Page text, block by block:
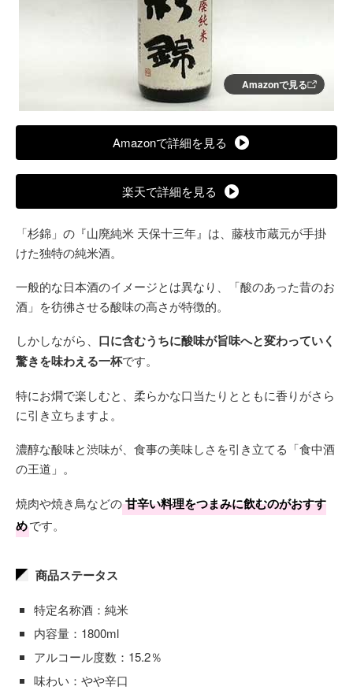
Amazonで見る
Amazonで詳細を見る
楽天で詳細を見る
「杉錦」の『山廃純米 天保十三年』は、藤枝市蔵元が手掛
けた独特の純米酒。
一般的な日本酒のイメージとは異なり、「酸のあった昔のお
酒」を彷彿させる酸味の高さが特徴的。
しかしながら、 口に含むうちに酸味が旨味へと変わっていく
驚きを味わえる一杯です。
特にお燗で楽しむと、柔らかな口当たりとともに香りがさら
に引き立ちますよ。
濃醇な酸味と渋味が、食事の美味しさを引き立てる「食中酒
の王道」。
焼肉や焼き鳥などの甘辛い料理をつまみに飲むのがおすす
めです。
商品ステータス
特定名称酒：純米
内容量：1800ml
アルコール度数：15.2％
味わい：やや辛口